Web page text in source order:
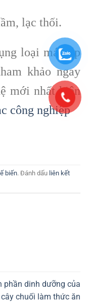
lạc thối.
loại máy ép
khảo ngay
mới nhất hiện
công nghiệp
biến. Đánh dấu liên kết
phần dinh dưỡng của
chuối làm thức ăn